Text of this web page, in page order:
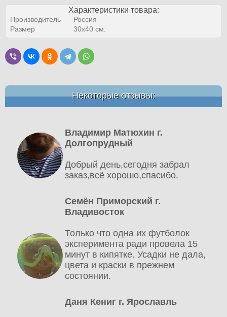
Характеристики товара:
Производитель
Россия
Размер
30х40 см.
Некоторые отзывы:
Владимир Матюхин г.
Долгопрудный
Добрый день,сегодня забрал
заказ,всё хорошо,спасибо.
Семён Приморский г.
Владивосток
Только что одна их футболок
эксперимента ради провела 15
минут в кипятке. Усадки не дала,
цвета и краски в прежнем
состоянии.
Даня Кениг г. Ярославль